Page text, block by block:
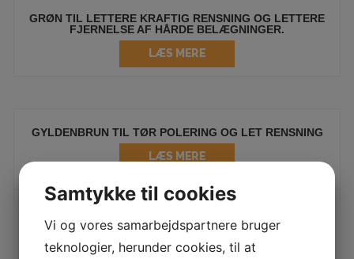
GRØN TIL LETTERE KRAFTIG RENSNING OG LETTERE
FJERNELSE AF HÅRDE BELÆGNINGER.
LÆS MERE
GYLDENBRUN TIL TØR POLERING OG LET RENSNING
LÆS MERE
GIVER EN HØJ GLANS/FINISH.
LÆS MERE
Samtykke til cookies
Vi og vores samarbejdspartnere bruger
teknologier, herunder cookies, til at